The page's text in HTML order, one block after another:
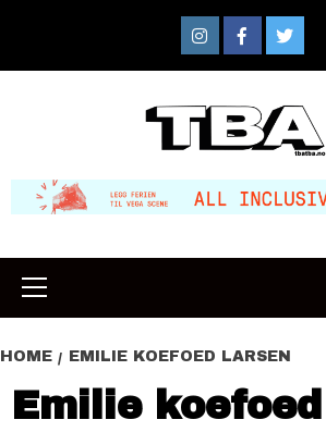
content
InstagramFacebook
Twitter
Primary
Menu
HOME EMILIE KOEFOED LARSEN
Emilie koefoed